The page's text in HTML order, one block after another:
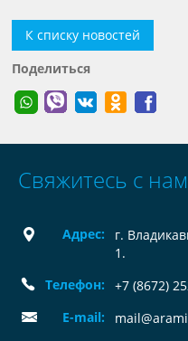
К списку новостей
Поделиться
Свяжитесь с
Адрес:
г.
1.
Телефон:
+7 (8672)
E-mail: